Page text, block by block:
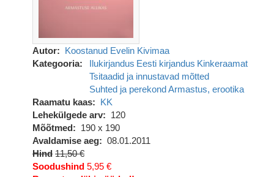
Autor
Koostanud Evelin Kivimaa
Kategooria
Ilukirjandus Eesti kirjandus Kinkeraamat
Tsitaadid ja innustavad mõtted
Suhted ja perekond Armastus, erootika
Raamatu kaas
KK
Lehekülgede arv
120
Mõõtmed
190 x 190
Avaldamise aeg
08.01.2011
Hind 11,50 €
Soodushind 5,95 €